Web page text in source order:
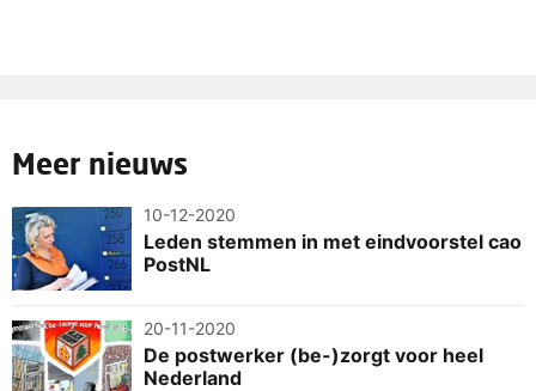
Meer nieuws
10-12-2020
Leden stemmen in met eindvoorstel cao
PostNL
20-11-2020
De postwerker (be-)zorgt voor heel
Nederland